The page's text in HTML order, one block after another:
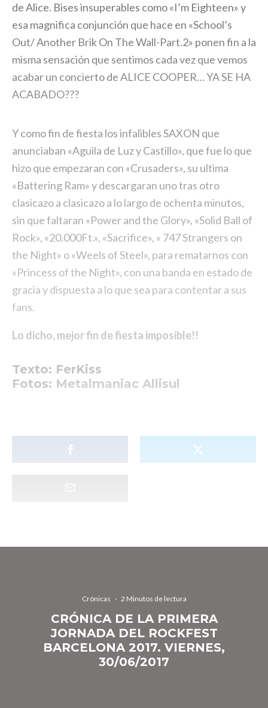
de Alice. Bises insuperables como «I’m Eighteen» y
esa magnifica conjunción que hace en «School’s
Out/ Another Brik On The Wall-Part.2» ponen fin a la
misma sensación que sentimos cada vez que vemos
acabar un concierto de ALICE COOPER… YA SE HA
ACABADO???
Y como fin de fiesta los infalibles SAXON que
anunciaban «Aguila de Luz y Castillo», que fue lo que
hizo que empezaran con «Crusaders», su ultima
«Battering Ram» y descargaran uno tras otro
clasicazo a clasicazo a lo largo de ochenta minutos,
sin que faltaran «Power and the Glory», «Solid Ball of
Rock», «20.000Ft.», «Sacrifice», » 747 Strangers on
the Night» o «Weels of Steel», para rematarnos con
«Princess of the Night», con una banda en estado de
gracia y dispuesta a lo que sea para contentar a sus
fans.
Lo dicho, mejor fin de fiesta imposible!!
Texto: FerKiss
Fotos: Metalmaniac Allisul
Crónicas · 2 Minutos de lectura
CRÓNICA DE LA PRIMERA
JORNADA DEL ROCKFEST
BARCELONA 2017. VIERNES,
30/06/2017